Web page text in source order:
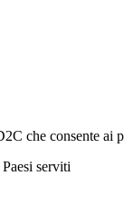
che consente
serviti